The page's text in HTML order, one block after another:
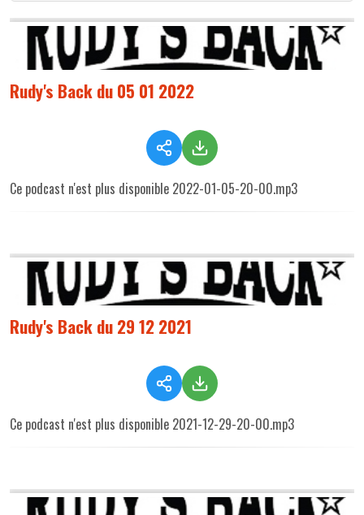
Rudy's Back du 05 01 2022
Ce podcast n'est plus disponible 2022-01-05-20-00.mp3
Rudy's Back du 29 12 2021
Ce podcast n'est plus disponible 2021-12-29-20-00.mp3